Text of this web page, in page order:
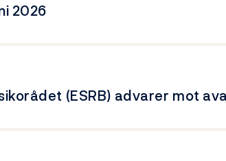
2026
(ESRB) advarer mot